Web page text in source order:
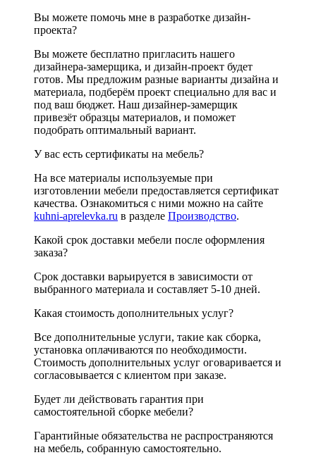
Вы можете помочь мне в разработке дизайн-
проекта?
Вы можете бесплатно пригласить нашего
дизайнера-замерщика, и дизайн-проект будет
готов. Мы предложим разные варианты дизайна и
материала, подберём проект специально для вас и
под ваш бюджет. Наш дизайнер-замерщик
привезёт образцы материалов, и поможет
подобрать оптимальный вариант.
У вас есть сертификаты на мебель?
На все материалы используемые при
изготовлении мебели предоставляется сертификат
качества. Ознакомиться с ними можно на сайте
kuhni-aprelevka.ru в разделе Производство.
Какой срок доставки мебели после оформления
заказа?
Срок доставки варьируется в зависимости от
выбранного материала и составляет 5-10 дней.
Какая стоимость дополнительных услуг?
Все дополнительные услуги, такие как сборка,
установка оплачиваются по необходимости.
Стоимость дополнительных услуг оговаривается и
согласовывается с клиентом при заказе.
Будет ли действовать гарантия при
самостоятельной сборке мебели?
Гарантийные обязательства не распространяются
на мебель, собранную самостоятельно.